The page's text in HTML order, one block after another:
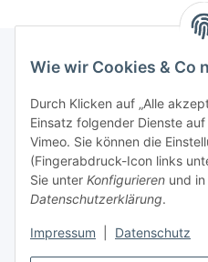
Wie wir Cookies & Co
Durch Klicken auf „Alle
Einsatz folgender Dienste
Vimeo. Sie können die
(Fingerabdruck-Icon links
Sie unter Konfigurieren und
Datenschutzerklärung.
Impressum Datenschutz
Informationen
036204. 803903
Achtung!!!
16:00 – 19:00 Uhr